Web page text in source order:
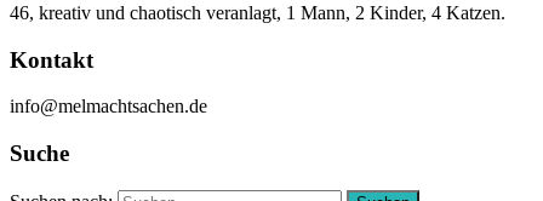
46, kreativ und chaotisch veranlagt, 1 Mann, 2 Kinder, 4 Katzen.
Kontakt
info@melmachtsachen.de
Suche